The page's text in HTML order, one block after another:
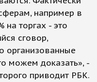
например в
на торгах - это
сговор,
организованные
можем доказать», -
приводит РБК.